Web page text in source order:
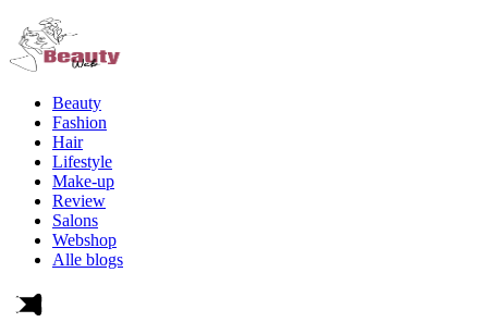
Beauty
Fashion
Hair
Lifestyle
Make-up
Review
Salons
Webshop
Alle blogs